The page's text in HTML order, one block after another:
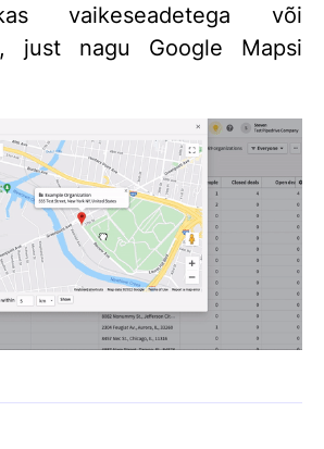
vaikeseadetega või
just nagu Google Mapsi